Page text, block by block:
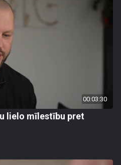
00:03:30
lielo mīlestību pret